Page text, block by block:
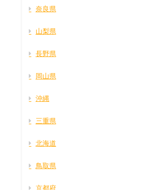
奈良県
山梨県
長野県
岡山県
沖縄
三重県
北海道
鳥取県
京都府